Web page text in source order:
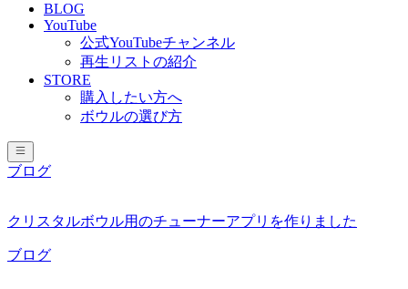
BLOG
YouTube
公式YouTubeチャンネル
再生リストの紹介
STORE
購入したい方へ
ボウルの選び方
ブログ
クリスタルボウル用のチューナーアプリを作りました
ブログ